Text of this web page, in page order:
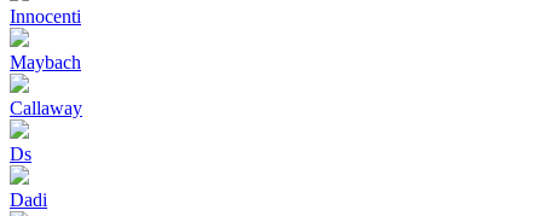
Innocenti
Maybach
Callaway
Ds
Dadi